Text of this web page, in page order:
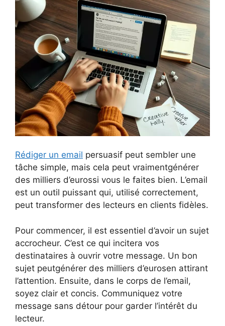
Rédiger un email persuasif peut sembler une
tâche simple, mais cela peut vraimentgénérer
des milliers d’eurossi vous le faites bien. L’email
est un outil puissant qui, utilisé correctement,
peut transformer des lecteurs en clients fidèles.
Pour commencer, il est essentiel d’avoir un sujet
accrocheur. C’est ce qui incitera vos
destinataires à ouvrir votre message. Un bon
sujet peutgénérer des milliers d’eurosen attirant
l’attention. Ensuite, dans le corps de l’email,
soyez clair et concis. Communiquez votre
message sans détour pour garder l’intérêt du
lecteur.